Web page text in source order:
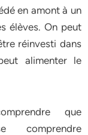
en amont à un
élèves. On peut
réinvesti dans
alimenter le
que
comprendre